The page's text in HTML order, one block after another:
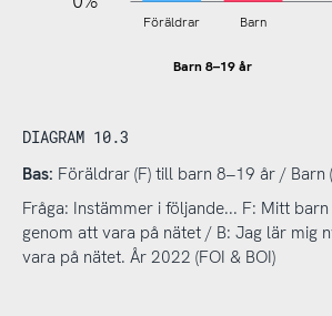
Barn 8–19 år
Föräldrar Barn
DIAGRAM 10.3
Bas: Föräldrar (F) till barn 8–19 år / Barn
Fråga: Instämmer i följande... F: Mitt
genom att vara på nätet / B: Jag lär mig
vara på nätet. År 2022 (FOI & BOI)